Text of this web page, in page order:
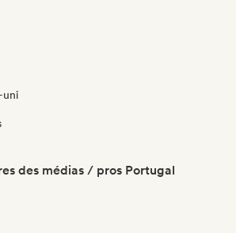
uni
des médias / pros Portugal